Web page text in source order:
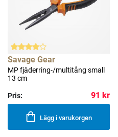
Savage Gear
MP fjäderring-/multitång small
13 cm
Pris: 91 kr
Lägg i varukorgen